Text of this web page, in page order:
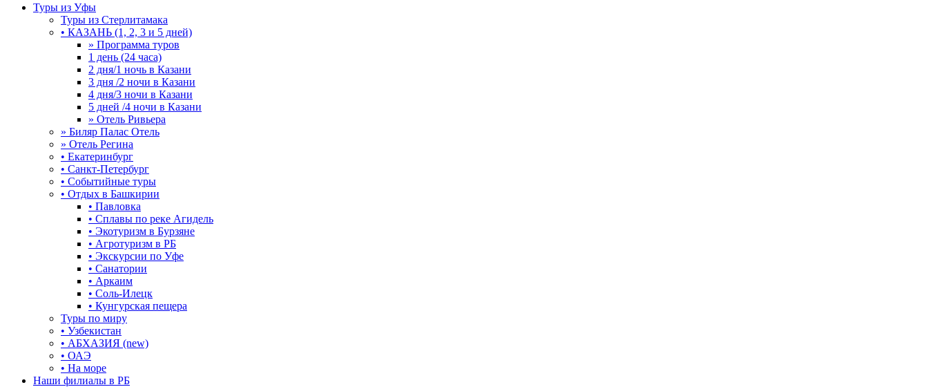
Туры из Уфы
Туры из Стерлитамака
• КАЗАНЬ (1, 2, 3 и 5 дней)
» Программа туров
1 день (24 часа)
2 дня/1 ночь в Казани
3 дня /2 ночи в Казани
4 дня/3 ночи в Казани
5 дней /4 ночи в Казани
» Отель Ривьера
» Биляр Палас Отель
» Отель Регина
• Екатеринбург
• Санкт-Петербург
• Событийные туры
• Отдых в Башкирии
• Павловка
• Сплавы по реке Агидель
• Экотуризм в Бурзяне
• Агротуризм в РБ
• Экскурсии по Уфе
• Санатории
• Аркаим
• Соль-Илецк
• Кунгурская пещера
Туры по миру
• Узбекистан
• АБХАЗИЯ (new)
• ОАЭ
• На море
Наши филиалы в РБ